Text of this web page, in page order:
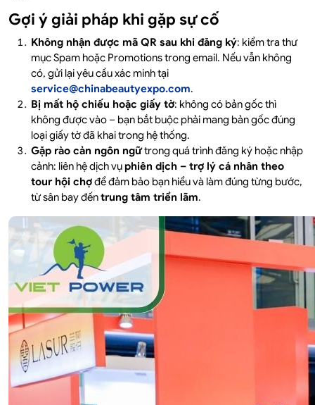
Gợi ý giải pháp khi gặp sự cố
Không nhận được mã QR sau khi đăng ký: kiểm tra thư
mục Spam hoặc Promotions trong email. Nếu vẫn không
có, gửi lại yêu cầu xác minh tại
service@chinabeautyexpo.com.
Bị mất hộ chiếu hoặc giấy tờ: không có bản gốc thì
không được vào – bạn bắt buộc phải mang bản gốc đúng
loại giấy tờ đã khai trong hệ thống.
Gặp rào cản ngôn ngữtrong quá trình đăng ký hoặc nhập
cảnh: liên hệ dịch vụphiên dịch – trợ lý cá nhân theo
tour hội chợđể đảm bảo bạn hiểu và làm đúng từng bước,
từ sân bay đếntrung tâm triển lãm.